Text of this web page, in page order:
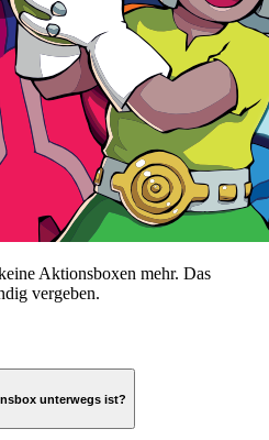
Aktionsboxen mehr. Das
vergeben.
unterwegs ist?